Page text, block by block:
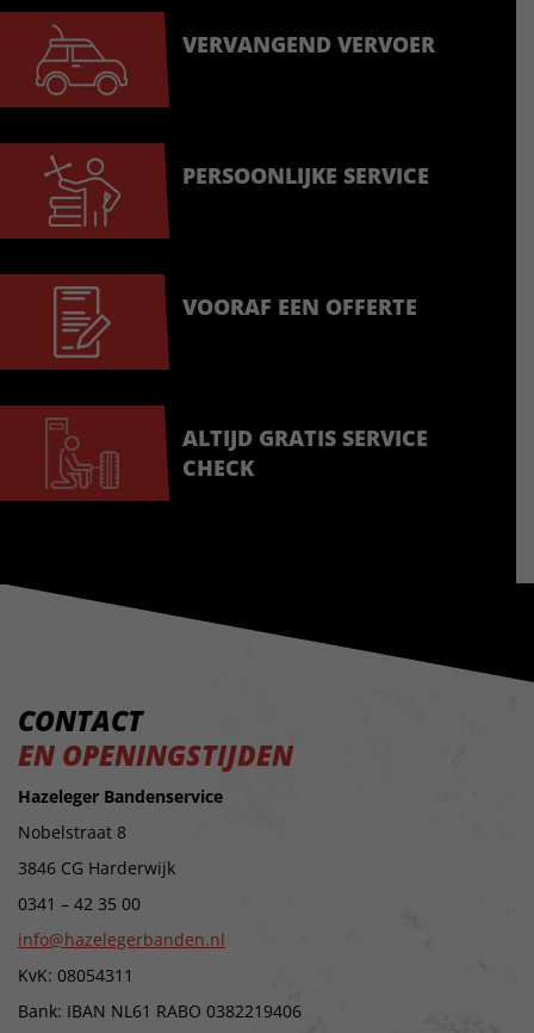
VERVANGEND VERVOER
PERSOONLIJKE SERVICE
VOORAF EEN OFFERTE
ALTIJD GRATIS SERVICE
CHECK
CONTACT
EN OPENINGSTIJDEN
Hazeleger Bandenservice
Nobelstraat 8
3846 CG Harderwijk
0341 – 42 35 00
info@hazelegerbanden.nl
KvK: 08054311
Bank: IBAN NL61 RABO 0382219406